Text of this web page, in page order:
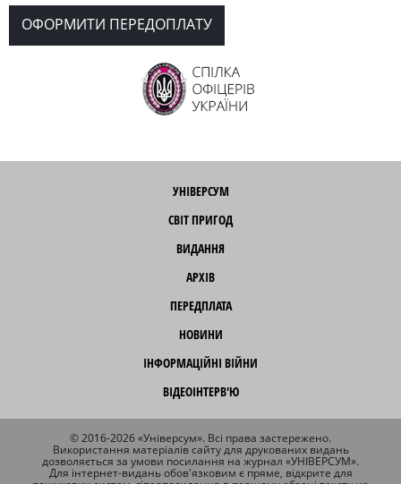
ОФОРМИТИ ПЕРЕДОПЛАТУ
УНІВЕРСУМ
СВІТ ПРИГОД
ВИДАННЯ
АРХІВ
ПЕРЕДПЛАТА
НОВИНИ
ІНФОРМАЦІЙНІ ВІЙНИ
ВІДЕОІНТЕРВ'Ю
© 2016-2026 «Універсум». Всі права застережено.
Використання матеріалів сайту для друкованих видань
дозволяється за умови посилання на журнал «УНІВЕРСУМ».
Для інтернет-видань обов'язковим є пряме, відкрите для